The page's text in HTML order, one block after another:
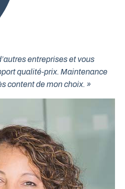
entreprises et vous
qualité-prix. Maintenance
content de mon choix. »